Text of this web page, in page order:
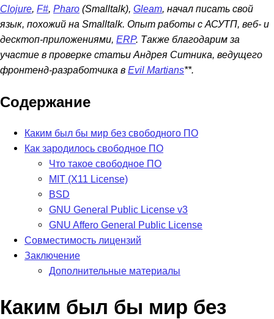
Clojure, F#, Pharo (Smalltalk), Gleam, начал писать свой
язык, похожий на Smalltalk. Опыт работы с АСУТП, веб- и
десктоп-приложениями, ERP. Также благодарим за
участие в проверке статьи Андрея Ситника, ведущего
фронтенд-разработчика в Evil Martians**.
Содержание
Каким был бы мир без свободного ПО
Как зародилось свободное ПО
Что такое свободное ПО
MIT (X11 License)
BSD
GNU General Public License v3
GNU Affero General Public License
Совместимость лицензий
Заключение
Дополнительные материалы
Каким был бы мир без